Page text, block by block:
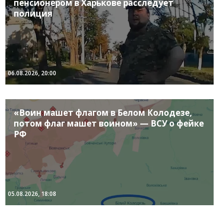
пенсионером в Харькове расследует
полиция
06.08.2026, 20:00
«Воин машет флагом в Белом Колодезе,
потом флаг машет воином» — ВСУ о фейке
РФ
05.08.2026, 18:08